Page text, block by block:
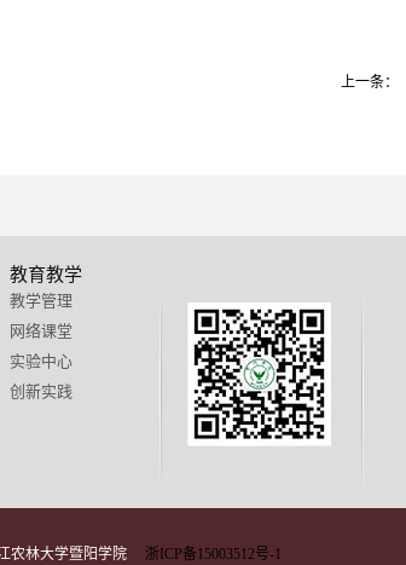
上一条：
教育教学
教学管理
网络课堂
实验中心
创新实践
农林大学暨阳学院 浙ICP备15003512号-1